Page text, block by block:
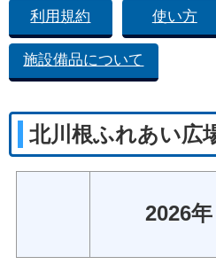
利用規約 使い方
施設備品について
北川根ふれあい
2026年